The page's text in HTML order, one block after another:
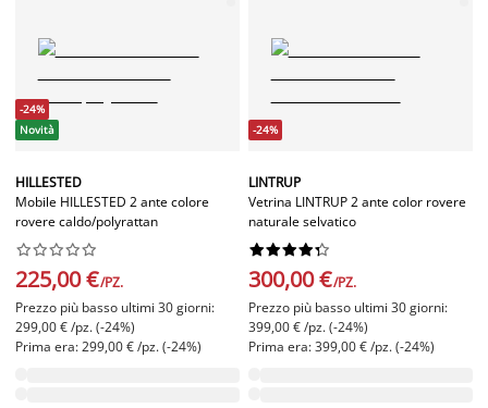
-24%
Novità
HILLESTED
Mobile HILLESTED 2 ante colore
rovere caldo/polyrattan






225,00 €/PZ.
Prezzo più basso ultimi 30 giorni:
299,00 € /pz. (-24%)
Prima era: 299,00 € /pz. (-24%)
-24%
LINTRUP
Vetrina LINTRUP 2 ante color rovere
naturale selvatico






300,00 €/PZ.
Prezzo più basso ultimi 30 giorni:
399,00 € /pz. (-24%)
Prima era: 399,00 € /pz. (-24%)